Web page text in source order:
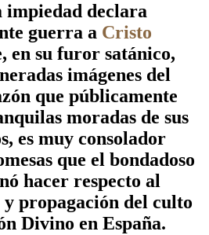
impiedad declara
guerra a Cristo
en su furor satánico,
imágenes del
que públicamente
moradas de sus
es muy consolador
que el bondadoso
hacer respecto al
propagación del culto
Divino en España.